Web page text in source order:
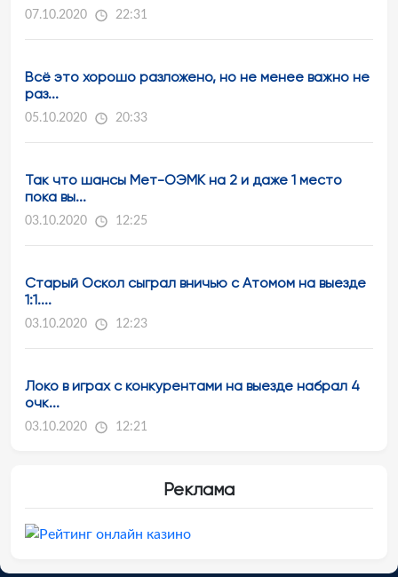
07.10.2020 22:31
Всё это хорошо разложено, но не менее важно не
раз...
05.10.2020 20:33
Так что шансы Мет-ОЭМК на 2 и даже 1 место
пока вы...
03.10.2020 12:25
Старый Оскол сыграл вничью с Атомом на выезде
1:1....
03.10.2020 12:23
Локо в играх с конкурентами на выезде набрал 4
очк...
03.10.2020 12:21
Реклама